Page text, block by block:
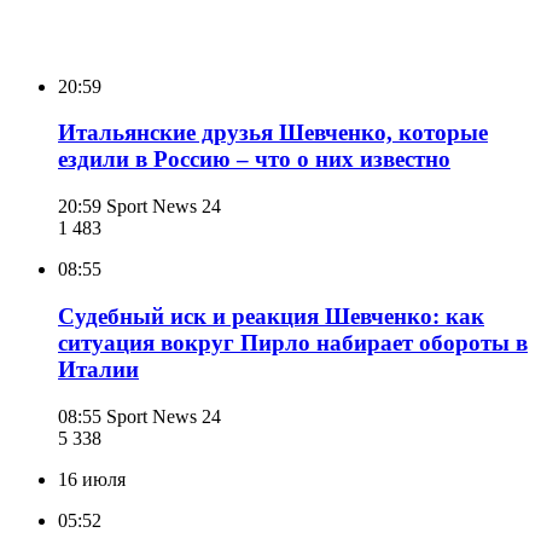
20:59
Итальянские друзья Шевченко, которые
ездили в Россию – что о них известно
20:59 Sport News 24
1 483
08:55
Судебный иск и реакция Шевченко: как
ситуация вокруг Пирло набирает обороты в
Италии
08:55 Sport News 24
5 338
16 июля
05:52